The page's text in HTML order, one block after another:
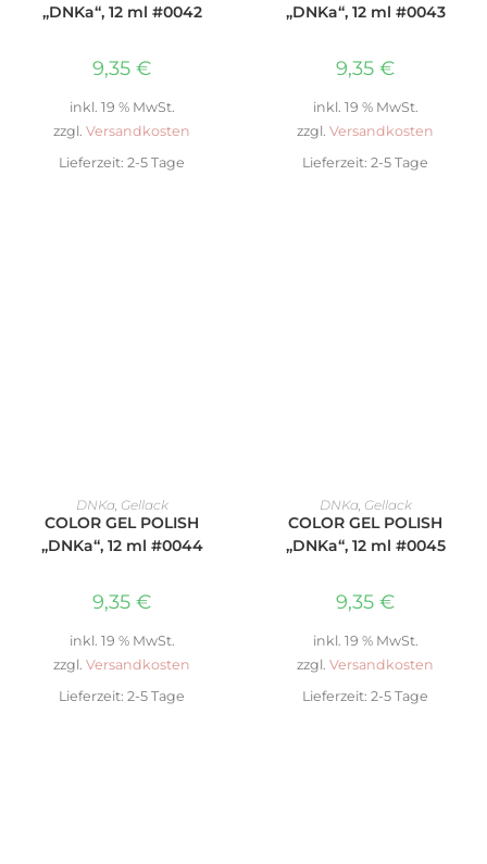
„DNKa“, 12 ml #0042
9,35 €
inkl. 19 % MwSt.
zzgl. Versandkosten
Lieferzeit: 2-5 Tage
„DNKa“, 12 ml #0043
9,35 €
inkl. 19 % MwSt.
zzgl. Versandkosten
Lieferzeit: 2-5 Tage
IN DEN WARENKORB
DNKa, Gellack
COLOR GEL POLISH
„DNKa“, 12 ml #0044
9,35 €
inkl. 19 % MwSt.
zzgl. Versandkosten
Lieferzeit: 2-5 Tage
IN DEN WARENKORB
DNKa, Gellack
COLOR GEL POLISH
„DNKa“, 12 ml #0045
9,35 €
inkl. 19 % MwSt.
zzgl. Versandkosten
Lieferzeit: 2-5 Tage